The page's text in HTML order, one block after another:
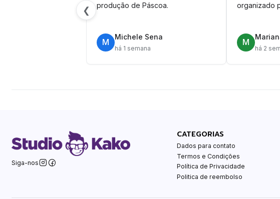
❮
produção de Páscoa.
M
Michele Sena
há 1 semana
organizado
M
há 2
Siga-nos
CATEGORIAS
Dados para contato
Termos e Condições
Política de Privacidade
Politica de reembolso